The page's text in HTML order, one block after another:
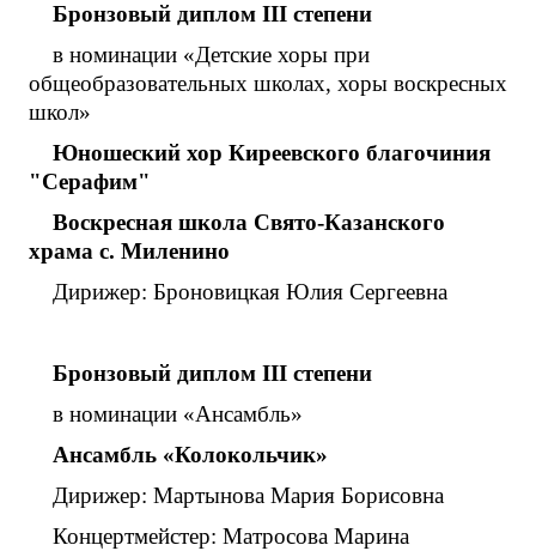
Бронзовый диплом III степени
в номинации «Детские хоры при
общеобразовательных школах, хоры воскресных
школ»
Юношеский хор Киреевского благочиния
"Серафим"
Воскресная школа Свято-Казанского
храма с. Миленино
Дирижер: Броновицкая Юлия Сергеевна
Бронзовый диплом III степени
в номинации «Ансамбль»
Ансамбль «Колокольчик»
Дирижер: Мартынова Мария Борисовна
Концертмейстер: Матросова Марина